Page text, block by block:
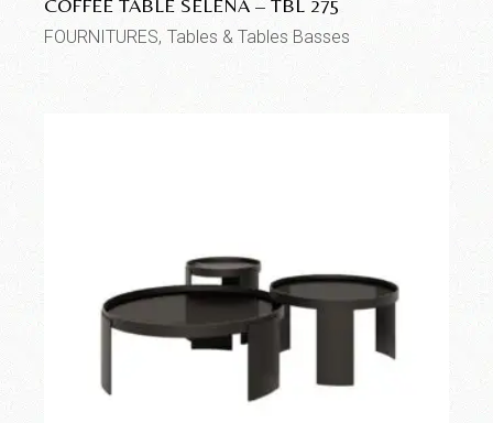
COFFEE TABLE SELENA – TBL 275
FOURNITURES Tables & Tables Basses